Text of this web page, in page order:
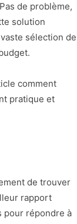
de problème,
solution
sélection de
comment
pratique et
de trouver
rapport
pour répondre à